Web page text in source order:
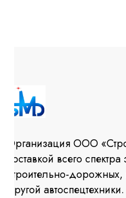
Организация ООО
поставкой всего
строительно-
другой автоспецтехники.